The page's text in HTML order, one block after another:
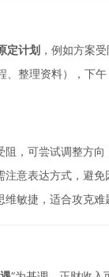
定计划 ，例如方案
、整理资料），下
阻，可尝试调整方
注意表达方式，避
维敏捷，适合攻克